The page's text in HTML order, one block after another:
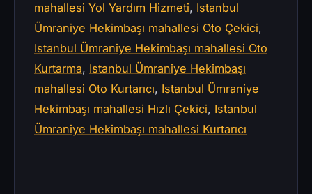
mahallesi Yol Yardım Hizmeti, Istanbul
Ümraniye Hekimbaşı mahallesi Oto Çekici,
Istanbul Ümraniye Hekimbaşı mahallesi Oto
Kurtarma, Istanbul Ümraniye Hekimbaşı
mahallesi Oto Kurtarıcı, Istanbul Ümraniye
Hekimbaşı mahallesi Hızlı Çekici, Istanbul
Ümraniye Hekimbaşı mahallesi Kurtarıcı